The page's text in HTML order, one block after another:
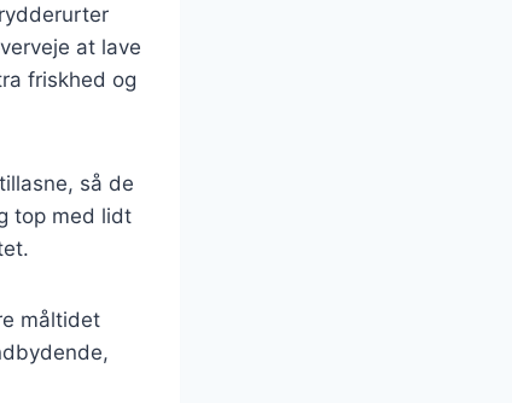
at lave
friskhed og
så de
top med lidt
måltidet